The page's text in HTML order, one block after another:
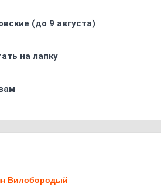
(до 9 августа)
на лапку
Вилобородый